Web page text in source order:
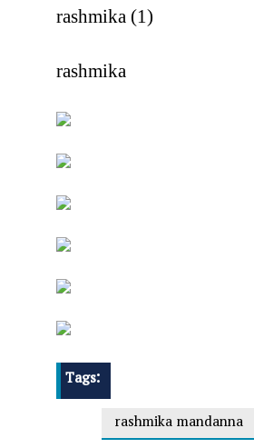
rashmika (1)
rashmika
Tags:
rashmika mandanna